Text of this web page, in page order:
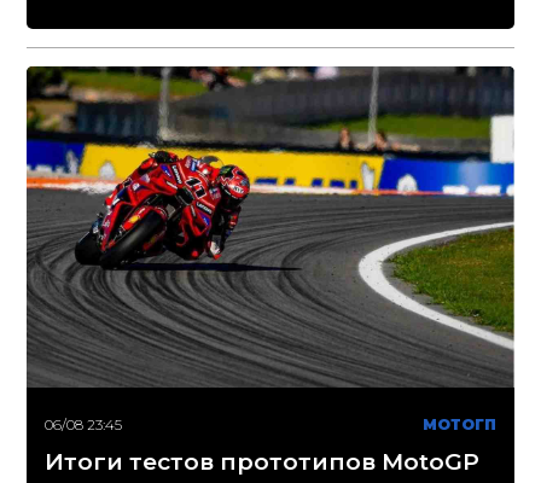
06/08 23:45 МОТОГП
Итоги тестов прототипов MotoGP